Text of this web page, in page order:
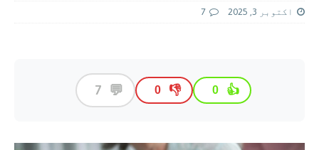
اکتوبر 3, 2025 7
👍
0
👎
0
💬
7